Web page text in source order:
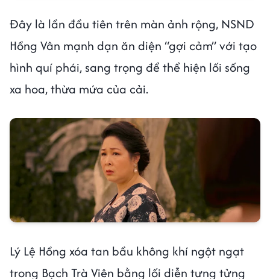
Đây là lần đầu tiên trên màn ảnh rộng, NSND
Hồng Vân mạnh dạn ăn diện “gợi cảm” với tạo
hình quí phái, sang trọng để thể hiện lối sống
xa hoa, thừa mứa của cải.
Lý Lệ Hồng xóa tan bầu không khí ngột ngạt
trong Bạch Trà Viên bằng lối diễn tưng tửng